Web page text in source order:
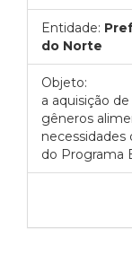
Entidade:
do Norte
Objeto:
a aquisição
gêneros
necessidades
do Programa